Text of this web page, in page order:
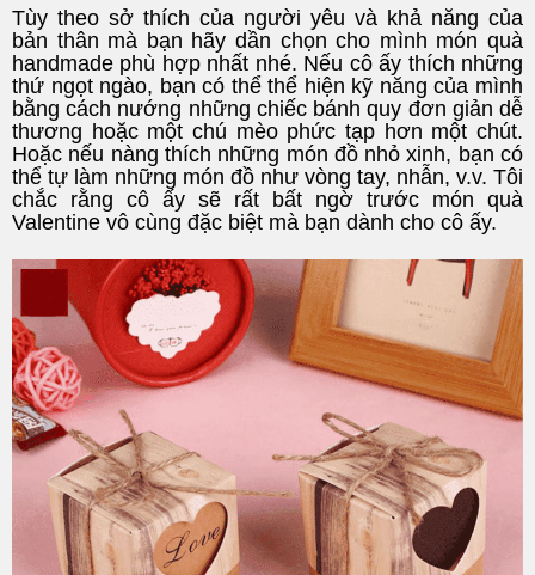
Tùy theo sở thích của người yêu và khả năng của
bản thân mà bạn hãy dần chọn cho mình món quà
handmade phù hợp nhất nhé. Nếu cô ấy thích những
thứ ngọt ngào, bạn có thể thể hiện kỹ năng của mình
bằng cách nướng những chiếc bánh quy đơn giản dễ
thương hoặc một chú mèo phức tạp hơn một chút.
Hoặc nếu nàng thích những món đồ nhỏ xinh, bạn có
thể tự làm những món đồ như vòng tay, nhẫn, v.v. Tôi
chắc rằng cô ấy sẽ rất bất ngờ trước món quà
Valentine vô cùng đặc biệt mà bạn dành cho cô ấy.